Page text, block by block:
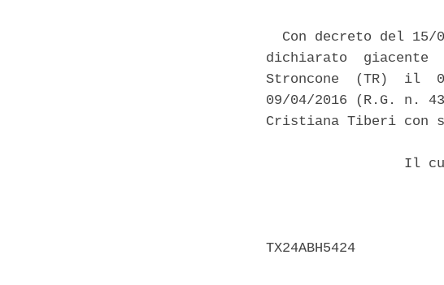
Con decreto del 15/
dichiarato
Stroncone  (TR)  il
09/04/2016 (R.G. n.
Cristiana Tiberi con
Il